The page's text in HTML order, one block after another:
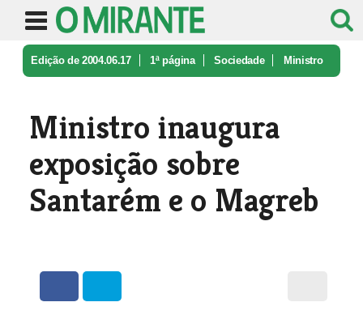
Edição de 2004.06.17 1ª página Sociedade Ministro
Ministro inaugura
exposição sobre
Santarém e o Magreb